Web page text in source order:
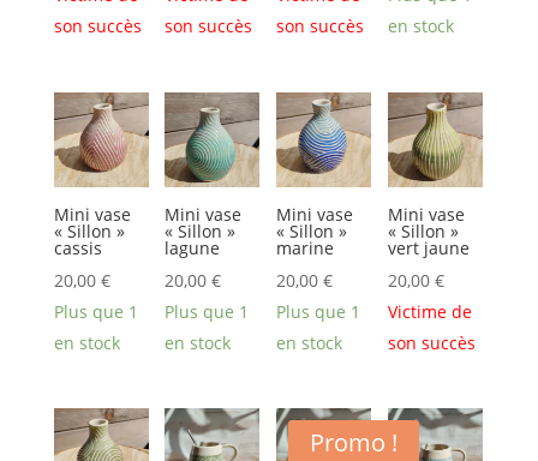
son succès
son succès
son succès
en stock
Mini vase
« Sillon »
cassis
20,00 €
Plus que 1
en stock
Mini vase
« Sillon »
lagune
20,00€
Plus que 1
en stock
Mini vase
« Sillon »
marine
20,00€
Plus que 1
en stock
Mini vase
« Sillon »
vert jaune
20,00 €
Victime de
son succès
Promo !